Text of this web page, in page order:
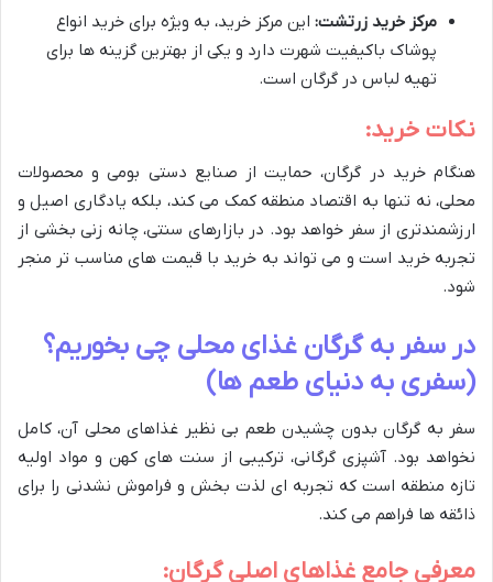
مرکز خرید زرتشت: این مرکز خرید، به ویژه برای خرید انواع
پوشاک باکیفیت شهرت دارد و یکی از بهترین گزینه ها برای
تهیه لباس در گرگان است.
نکات خرید:
هنگام خرید در گرگان، حمایت از صنایع دستی بومی و محصولات
محلی، نه تنها به اقتصاد منطقه کمک می کند، بلکه یادگاری اصیل و
ارزشمندتری از سفر خواهد بود. در بازارهای سنتی، چانه زنی بخشی از
تجربه خرید است و می تواند به خرید با قیمت های مناسب تر منجر
شود.
در سفر به گرگان غذای محلی چی بخوریم؟
(سفری به دنیای طعم ها)
سفر به گرگان بدون چشیدن طعم بی نظیر غذاهای محلی آن، کامل
نخواهد بود. آشپزی گرگانی، ترکیبی از سنت های کهن و مواد اولیه
تازه منطقه است که تجربه ای لذت بخش و فراموش نشدنی را برای
ذائقه ها فراهم می کند.
معرفی جامع غذاهای اصلی گرگان: